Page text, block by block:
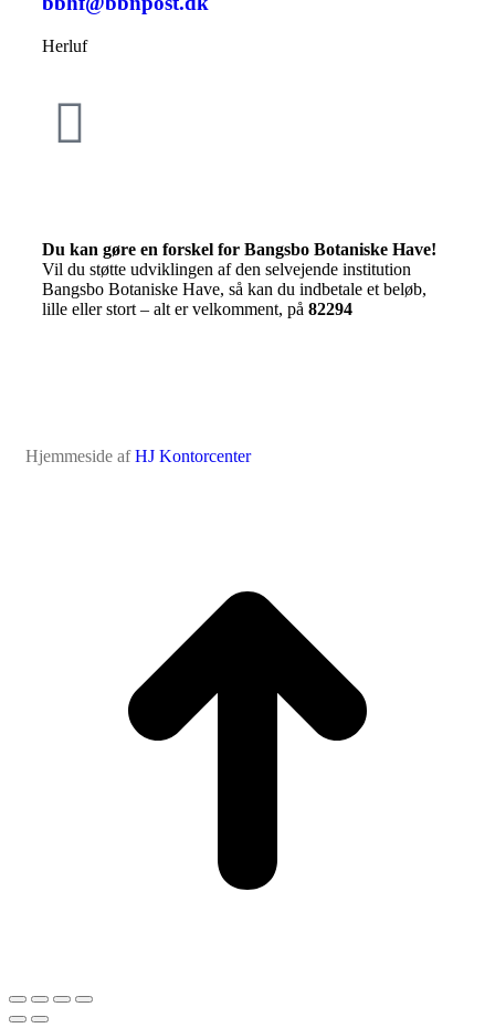
Herluf
Du kan gøre en forskel for Bangsbo Botaniske Have!
Vil du støtte udviklingen af den selvejende institution
Bangsbo Botaniske Have, så kan du indbetale et beløb,
lille eller stort – alt er velkomment, på 82294
Hjemmeside afHJ Kontorcenter